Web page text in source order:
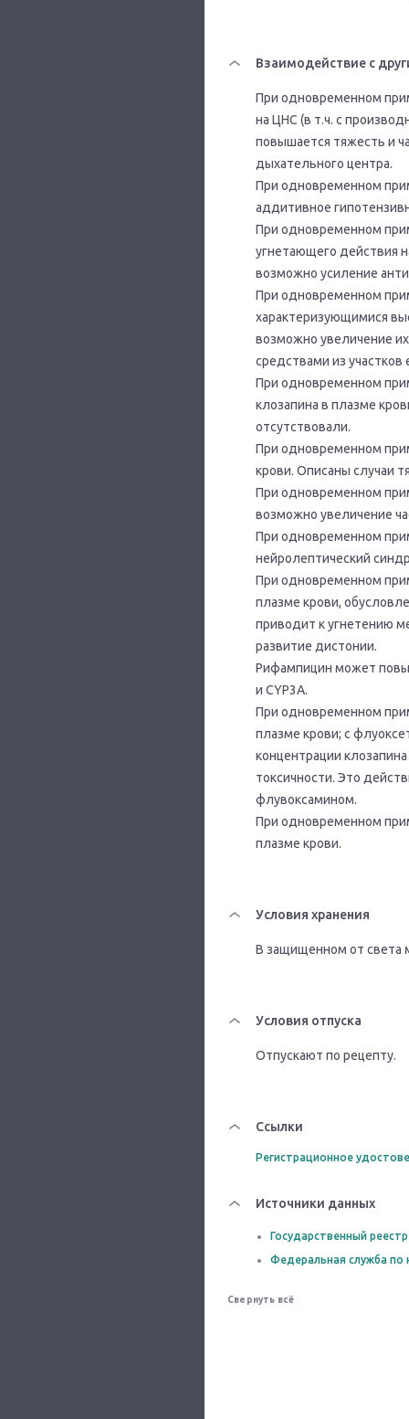
Взаимодействие с
При одновременном
на ЦНС (в т.ч. с
повышается тяжесть и
дыхательного центра.
При одновременном
аддитивное
При одновременном
угнетающего действия
возможно усиление
При одновременном
характеризующимися
возможно увеличение
средствами из участков
При одновременном
клозапина в плазме
отсутствовали.
При одновременном
крови. Описаны случаи
При одновременном
возможно увеличение
При одновременном
нейролептический
При одновременном
плазме крови,
приводит к угнетению
развитие дистонии.
Рифампицин может
и CYP3A.
При одновременном
плазме крови; с
концентрации
токсичности. Это
флувоксамином.
При одновременном
плазме крови.
Условия хранения
В защищенном от света
Условия отпуска
Отпускают по рецепту.
Ссылки
Регистрационное
Источники данных
Государственный
Федеральная служба по
Свернуть всё